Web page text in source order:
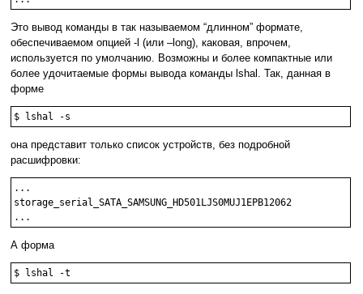
Это вывод команды в так называемом “длинном” формате,
обеспечиваемом опцией -l (или –long), каковая, впрочем,
используется по умолчанию. Возможны и более компактные или
более удочитаемые формы вывода команды lshal. Так, данная в
форме
$ lshal -s
она представит только список устройств, без подробной
расшифровки:
...
storage_serial_SATA_SAMSUNG_HD501LJS0MUJ1EPB12062
...
А форма
$ lshal -t